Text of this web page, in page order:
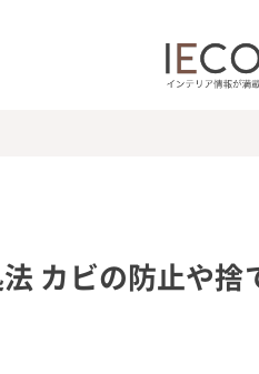
カビの防止や捨